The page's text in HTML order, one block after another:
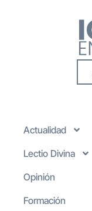
Actualidad
Lectio Divina
Opinión
Formación